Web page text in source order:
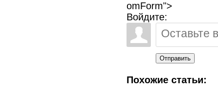
omForm">
Войдите:
Отправить
Похожие статьи: